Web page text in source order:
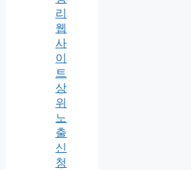
리
웹
사
이
트
상
위
노
출
신
청